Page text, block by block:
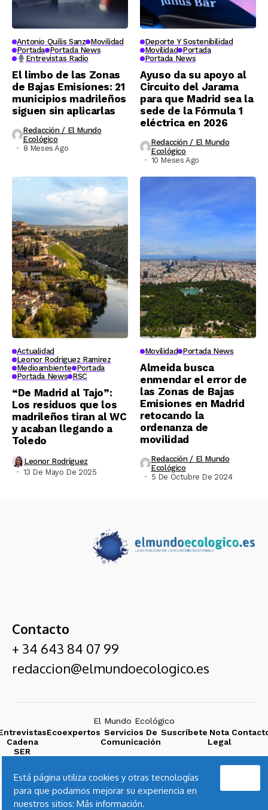
Antonio Quilis Sanz Movilidad
Portada Portada News
Entrevistas Radio
El limbo de las Zonas
de Bajas Emisiones: 21
municipios madrileños
siguen sin aplicarlas
Redacción / El Mundo
Ecológico
8 Meses Ago
Deporte Y Sostenibilidad
Movilidad Portada
Portada News
Ayuso da su apoyo al
Circuito del Jarama
para que Madrid sea la
sede de la Fórmula 1
eléctrica en 2026
Redacción / El Mundo
Ecológico
10 Meses Ago
Actualidad
Leonor Rodriguez Ramirez
Medioambiente Portada
Portada News RSC
“De Madrid al Tajo”:
Los residuos que los
madrileños tiran al WC
y acaban llegando a
Toledo
Leonor Rodríguez
13 De Mayo De 2025
Movilidad Portada News
Almeida busca
enmendar el error de
las Zonas de Bajas
Emisiones en Madrid
retocando la
ordenanza de
movilidad
Redacción / El Mundo
Ecológico
5 De Octubre De 2024
Contacto
+ 34 643 84 07 99
redaccion@elmundoecologico.es
El Mundo Ecológico
Cadena
SER
Ecoexpertos Servicios De
Comunicación
Suscríbete Nota
Legal
Está página utiliza cookies y otras tecnologías
para que podamos mejorar su experiencia en
nuestros sitios: Más información.